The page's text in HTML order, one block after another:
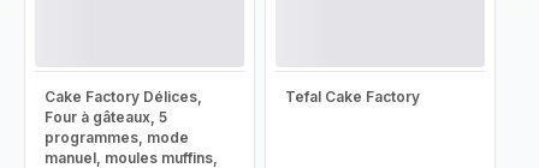
Cake Factory Délices,
Four à gâteaux, 5
programmes, mode
manuel, moules muffins,
Tefal Cake Factory